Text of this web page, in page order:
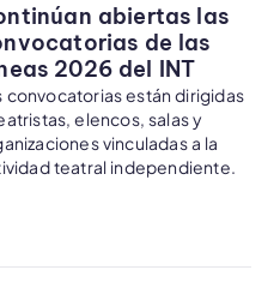
abiertas las
de las
2026 del INT
convocatorias están dirigidas
elencos, salas y
vinculadas a la
teatral independiente.